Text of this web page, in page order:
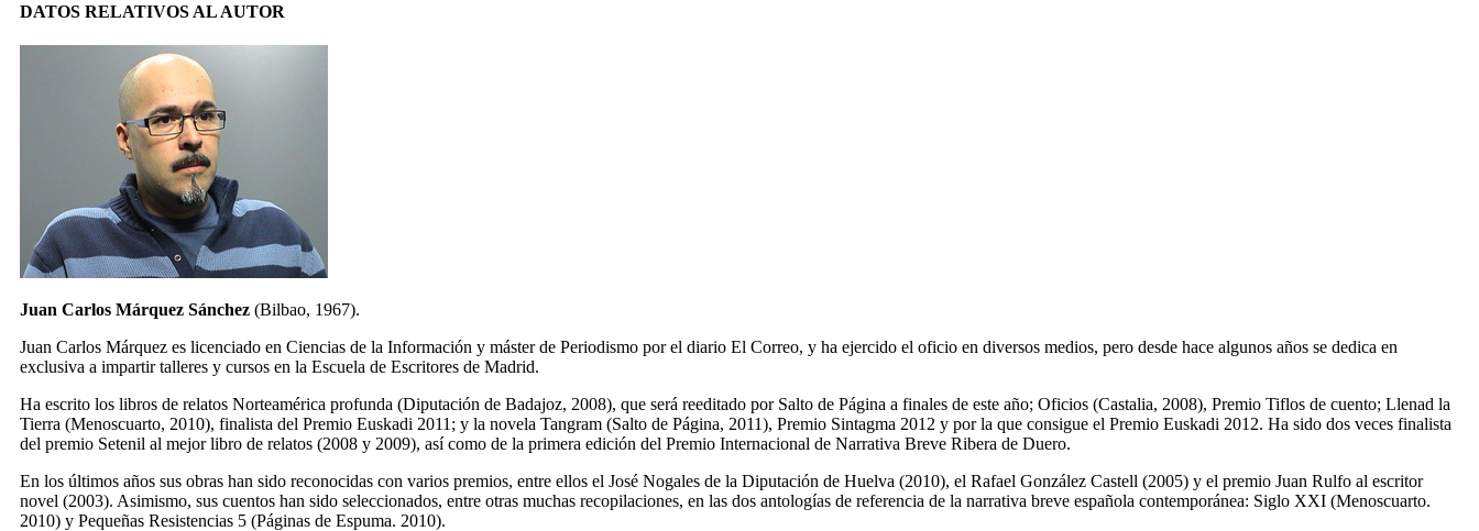
DATOS RELATIVOS AL AUTOR
Juan Carlos Márquez Sánchez (Bilbao, 1967).
Juan Carlos Márquez es licenciado en Ciencias de la Información y máster de Periodismo por el diario El Correo, y ha ejercido el oficio en diversos medios, pero desde hace algunos años se dedica en
exclusiva a impartir talleres y cursos en la Escuela de Escritores de Madrid.
Ha escrito los libros de relatos Norteamérica profunda (Diputación de Badajoz, 2008), que será reeditado por Salto de Página a finales de este año; Oficios (Castalia, 2008), Premio Tiflos de cuento; Llenad la
Tierra (Menoscuarto, 2010), finalista del Premio Euskadi 2011; y la novela Tangram (Salto de Página, 2011), Premio Sintagma 2012 y por la que consigue el Premio Euskadi 2012. Ha sido dos veces finalista
del premio Setenil al mejor libro de relatos (2008 y 2009), así como de la primera edición del Premio Internacional de Narrativa Breve Ribera de Duero.
En los últimos años sus obras han sido reconocidas con varios premios, entre ellos el José Nogales de la Diputación de Huelva (2010), el Rafael González Castell (2005) y el premio Juan Rulfo al escritor
novel (2003). Asimismo, sus cuentos han sido seleccionados, entre otras muchas recopilaciones, en las dos antologías de referencia de la narrativa breve española contemporánea: Siglo XXI (Menoscuarto.
2010) y Pequeñas Resistencias 5 (Páginas de Espuma. 2010).